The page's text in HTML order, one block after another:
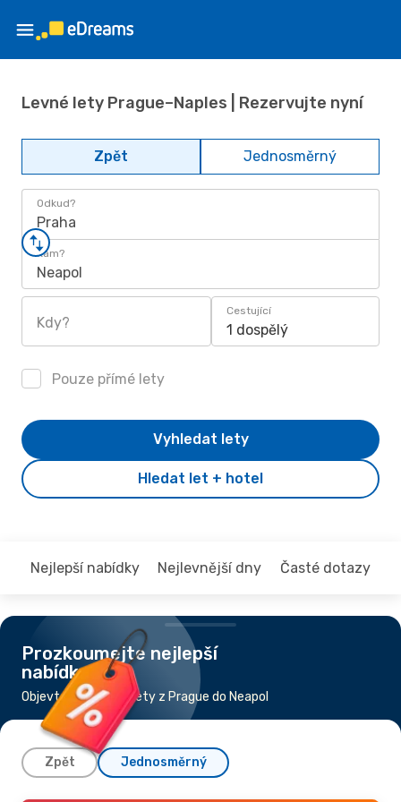
Levné lety Prague–Naples | Rezervujte nyní
Zpět Jednosměrný
Odkud?
Praha
Kam?
Neapol
Kdy?
Cestující
1 dospělý
Pouze přímé lety
Hledat let + hotel
Vyhledat lety
Nejlepší nabídky Nejlevnější dny Časté dotazy
Prozkoumejte nejlepší
nabídky
Objevte nejlevnější lety z Prague do Neapol
Zpět Jednosměrný